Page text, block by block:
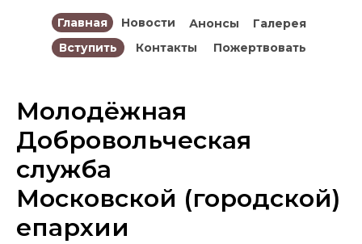
Главная
Анонсы
Вступить
Контакты
Новости
Галерея
Пожертвовать
Молодёжная
Добровольческая
служба
Московской (городской)
епархии